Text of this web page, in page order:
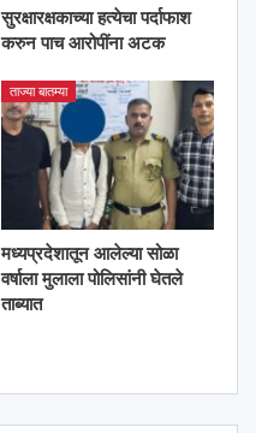
सुरक्षारक्षकाच्या हत्येचा पर्दाफाश
करुन पाच आरोपींना अटक
ताज्या बातम्या
मध्यप्रदेशातून आलेल्या सोळा
वर्षाला मुलाला पोलिसांनी घेतले
ताब्यात